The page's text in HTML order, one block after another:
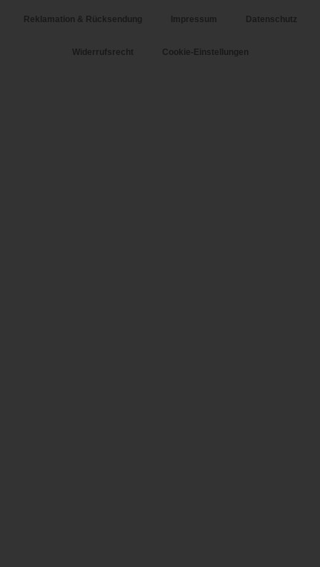
Reklamation & Rücksendung Impressum Datenschutz
Widerrufsrecht Cookie-Einstellungen